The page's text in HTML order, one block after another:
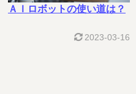
ＡＩロボットの使い道は？
2023-03-16